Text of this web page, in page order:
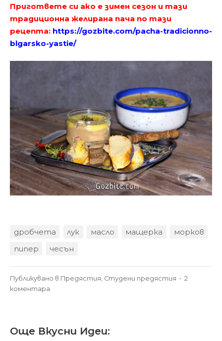
Пригответе си ако е зимен сезон и тази
традиционна желирана пача по тази
рецепта: https://gozbite.com/pacha-tradicionno-
blgarsko-yastie/
дробчета лук масло мащерка
морков
пипер
чесън
Публикувано в Предястия Студени предястия • 2
коментара
дробчета
Още Вкусни Идеи: